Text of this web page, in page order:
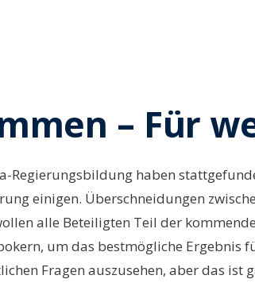
– Für
Regierungsbildung haben
einigen. Überschneidungen
alle Beteiligten Teil der
um das bestmögliche Ergebnis
Fragen auszusehen, aber das